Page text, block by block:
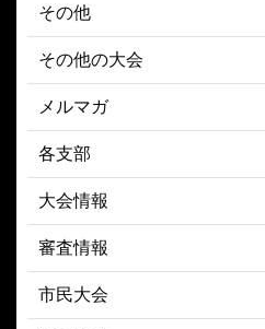
その他
その他の大会
メルマガ
各支部
大会情報
審査情報
市民大会